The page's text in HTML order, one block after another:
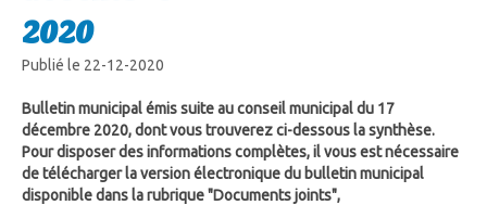
2020
Publié le 22-12-2020
Bulletin municipal émis suite au conseil municipal du 17
décembre 2020, dont vous trouverez ci-dessous la synthèse.
Pour disposer des informations complètes, il vous est nécessaire
de télécharger la version électronique du bulletin municipal
disponible dans la rubrique "Documents joints",